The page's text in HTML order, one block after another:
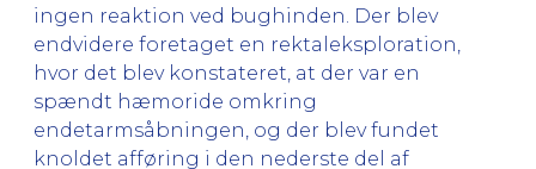
ingen reaktion ved bughinden. Der blev
endvidere foretaget en rektaleksploration,
hvor det blev konstateret, at der var en
spændt hæmoride omkring
endetarmsåbningen, og der blev fundet
knoldet afføring i den nederste del af